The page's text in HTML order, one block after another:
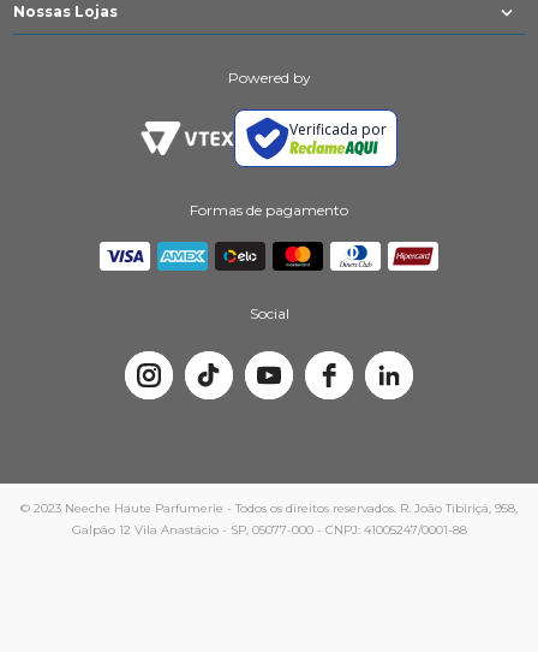
Nossas Lojas
Powered by
Verificada por
Formas de pagamento
Social
© 2023 Neeche Haute Parfumerie - Todos os direitos reservados. R. João Tibiriçá, 958,
Galpão 12 Vila Anastácio - SP, 05077-000 - CNPJ: 41005247/0001-88